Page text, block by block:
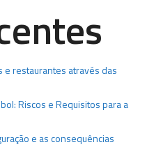
e restaurantes através das
Riscos e Requisitos para a
e as consequências